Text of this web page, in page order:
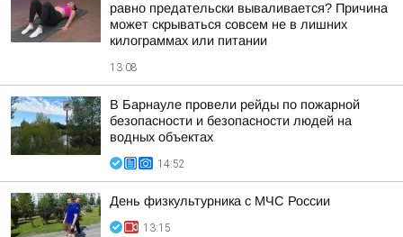
равно предательски вываливается? Причина
может скрываться совсем не в лишних
килограммах или питании
13:08
В Барнауле провели рейды по пожарной
безопасности и безопасности людей на
водных объектах
14:52
День физкультурника с МЧС России
13:15